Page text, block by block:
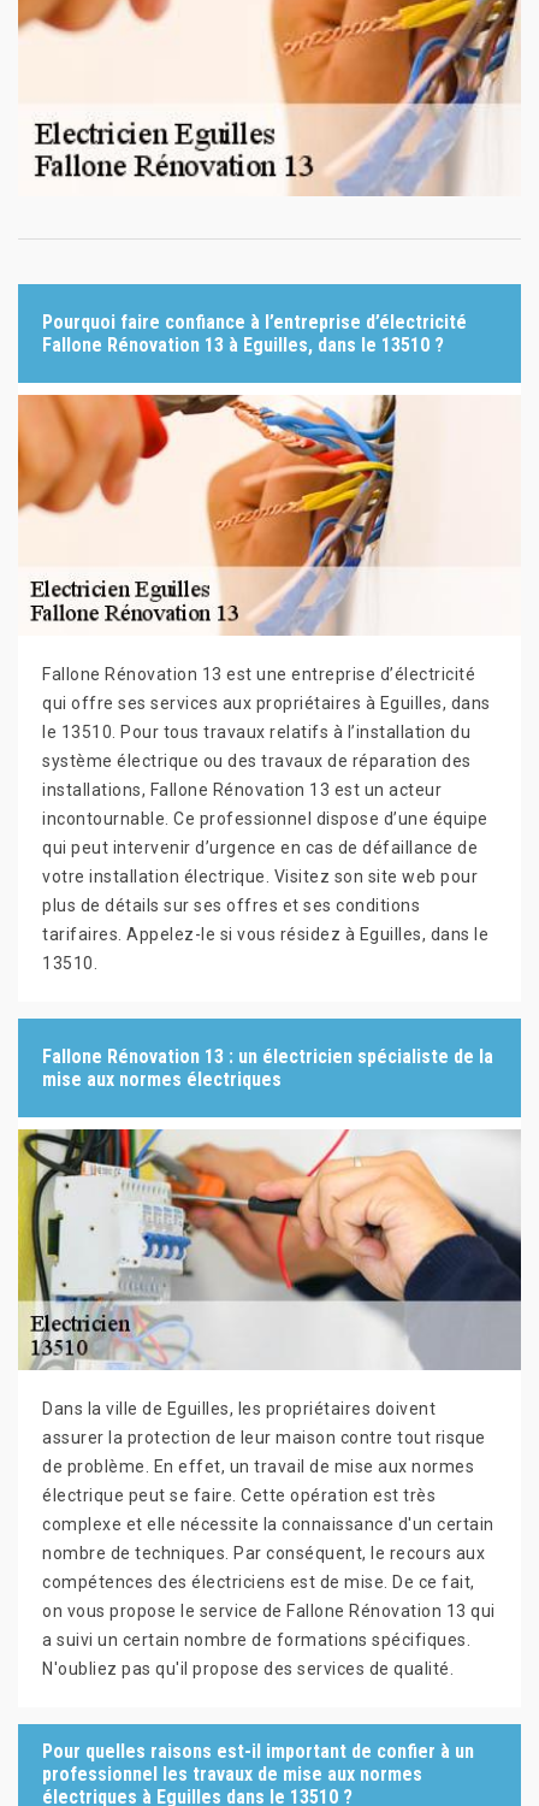
Pourquoi faire confiance à l’entreprise d’électricité
Fallone Rénovation 13 à Eguilles, dans le 13510 ?
Fallone Rénovation 13 est une entreprise d’électricité
qui offre ses services aux propriétaires à Eguilles, dans
le 13510. Pour tous travaux relatifs à l’installation du
système électrique ou des travaux de réparation des
installations, Fallone Rénovation 13 est un acteur
incontournable. Ce professionnel dispose d’une équipe
qui peut intervenir d’urgence en cas de défaillance de
votre installation électrique. Visitez son site web pour
plus de détails sur ses offres et ses conditions
tarifaires. Appelez-le si vous résidez à Eguilles, dans le
13510.
Fallone Rénovation 13 : un électricien spécialiste de la
mise aux normes électriques
Dans la ville de Eguilles, les propriétaires doivent
assurer la protection de leur maison contre tout risque
de problème. En effet, un travail de mise aux normes
électrique peut se faire. Cette opération est très
complexe et elle nécessite la connaissance d'un certain
nombre de techniques. Par conséquent, le recours aux
compétences des électriciens est de mise. De ce fait,
on vous propose le service de Fallone Rénovation 13 qui
a suivi un certain nombre de formations spécifiques.
N'oubliez pas qu'il propose des services de qualité.
Pour quelles raisons est-il important de confier à un
professionnel les travaux de mise aux normes
électriques à Eguilles dans le 13510 ?